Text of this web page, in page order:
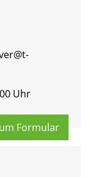
Uhr
For­mu­lar